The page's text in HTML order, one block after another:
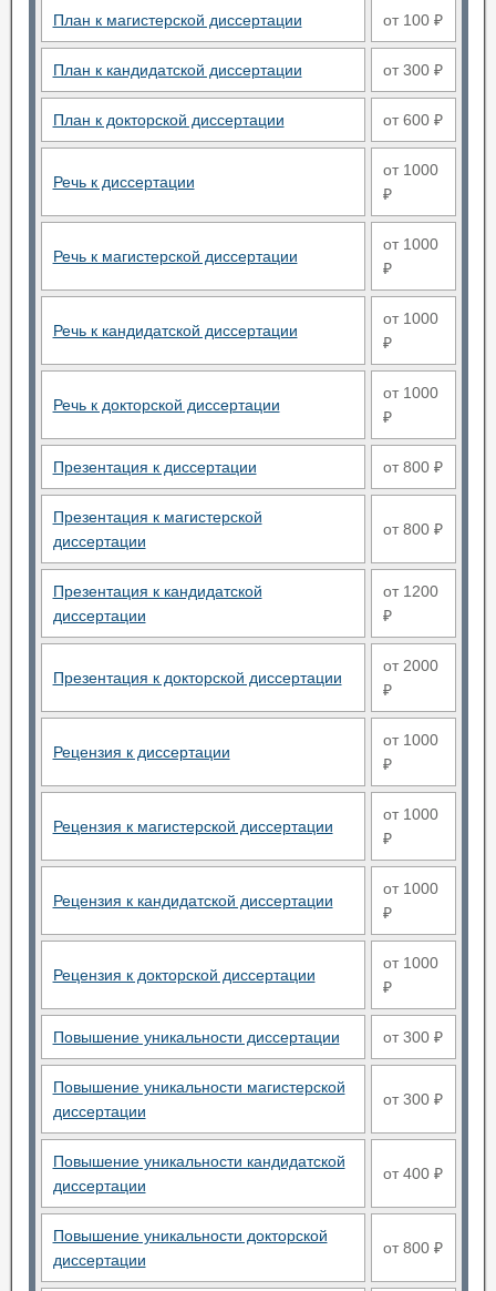
План к магистерской диссертации от 100 ₽
План к кандидатской диссертации от 300 ₽
План к докторской диссертации от 600 ₽
Речь к диссертации
от 1000
₽
Речь к магистерской диссертации
от 1000
₽
Речь к кандидатской диссертации
от 1000
₽
Речь к докторской диссертации
от 1000
₽
Презентация к диссертации от 800 ₽
Презентация к магистерской
диссертации
от 800 ₽
Презентация к кандидатской
диссертации
от 1200
₽
Презентация к докторской диссертации
от 2000
₽
Рецензия к диссертации
от 1000
₽
Рецензия к магистерской диссертации
от 1000
₽
Рецензия к кандидатской диссертации
от 1000
₽
Рецензия к докторской диссертации
от 1000
₽
Повышение уникальности диссертации от 300 ₽
Повышение уникальности магистерской
диссертации
от 300 ₽
Повышение уникальности кандидатской
диссертации
от 400 ₽
Повышение уникальности докторской
диссертации
от 800 ₽